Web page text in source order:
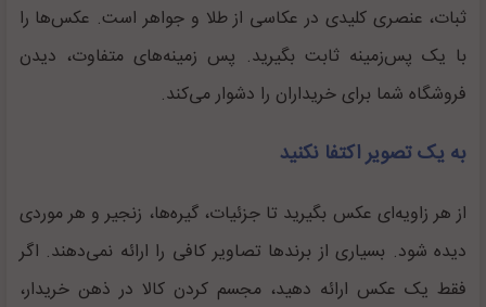
ثبات، عنصری کلیدی در عکاسی از طلا و جواهر است. عکس‌ها را
با یک پس‌زمینه ثابت بگیرید. پس زمینه‌های متفاوت، دیدن
فروشگاه شما برای خریداران را دشوار می‌کند.
به یک تصویر اکتفا نکنید
از هر زاویه‌ای عکس بگیرید تا جزئیات، گیره‌ها، زنجیر و هر موردی
دیده شود. بسیاری از برندها تصاویر کافی را ارائه نمی‌دهند. اگر
فقط یک عکس ارائه دهید، مجسم کردن کالا در ذهن خریدار،